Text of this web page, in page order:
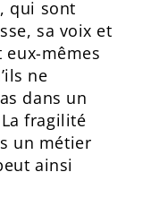
qui sont
sa voix et
mêmes
ne
dans un
fragilité
un métier
ainsi